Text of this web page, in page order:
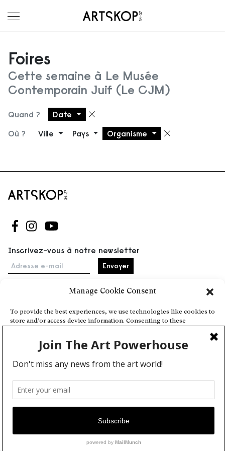
Manage Cookie Consent
To provide the best experiences, we use technologies like cookies to
store and/or access device information. Consenting to these
or unique IDs on this site. Not consenting or withdrawing consent,
may adversely affect certain features and functions.
Deny
View preferences
Cookie Policy
Ouvrir le menu
Foires
Cette semaine à Le Musée
Contemporain Juif (Le CJM)
Quand ? Date Supprimer le filtre
Où ? Ville Pays Organisme
Suivez-nous sur Facebook
Suivez-nous sur Instagram
Suivez-nous sur Youtube
Inscrivez-vous à notre newsletter
Adresse e-mail
Accueil
Événements
À propos
Partenaires
Contact
Conditions générales
Confidentialité et cookies
Communiquer votre événement